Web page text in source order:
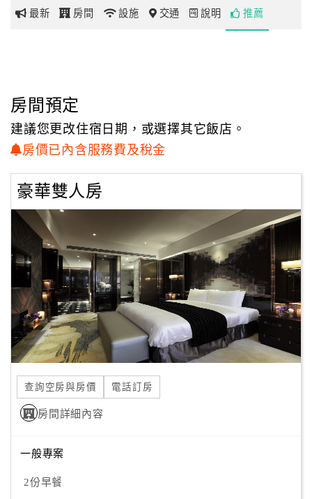
玩
地
圖
顧
務
顧
客
滿
意
度
訂
單
管
理
員
最新 房間 設施 交通 說明 推薦
房間預定
建議您更改住宿日期，或選擇其它飯店。
房價已內含服務費及稅金
豪華雙人房
查詢空房與房價 電話訂房
房間詳細內容
一般專案
2份早餐